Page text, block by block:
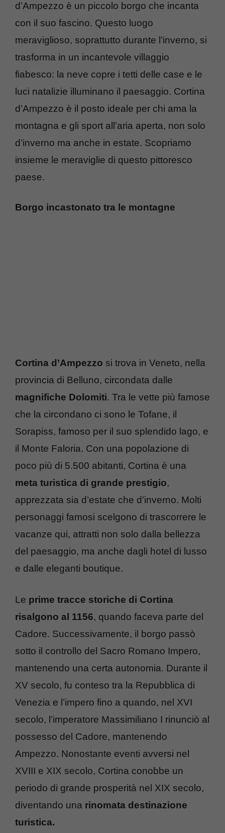
d’Ampezzo è un piccolo borgo che incanta
con il suo fascino. Questo luogo
meraviglioso, soprattutto durante l’inverno, si
trasforma in un incantevole villaggio
fiabesco: la neve copre i tetti delle case e le
luci natalizie illuminano il paesaggio. Cortina
d’Ampezzo è il posto ideale per chi ama la
montagna e gli sport all’aria aperta, non solo
d’inverno ma anche in estate. Scopriamo
insieme le meraviglie di questo pittoresco
paese.
Borgo incastonato tra le montagne
Cortina d’Ampezzo si trova in Veneto, nella
provincia di Belluno, circondata dalle
magnifiche Dolomiti. Tra le vette più famose
che la circondano ci sono le Tofane, il
Sorapiss, famoso per il suo splendido lago, e
il Monte Faloria. Con una popolazione di
poco più di 5.500 abitanti, Cortina è una
meta turistica di grande prestigio,
apprezzata sia d’estate che d’inverno. Molti
personaggi famosi scelgono di trascorrere le
vacanze qui, attratti non solo dalla bellezza
del paesaggio, ma anche dagli hotel di lusso
e dalle eleganti boutique.
Le prime tracce storiche di Cortina
risalgono al 1156, quando faceva parte del
Cadore. Successivamente, il borgo passò
sotto il controllo del Sacro Romano Impero,
mantenendo una certa autonomia. Durante il
XV secolo, fu conteso tra la Repubblica di
Venezia e l’impero fino a quando, nel XVI
secolo, l’imperatore Massimiliano I rinunciò al
possesso del Cadore, mantenendo
Ampezzo. Nonostante eventi avversi nel
XVIII e XIX secolo, Cortina conobbe un
periodo di grande prosperità nel XIX secolo,
diventando una rinomata destinazione
turistica.